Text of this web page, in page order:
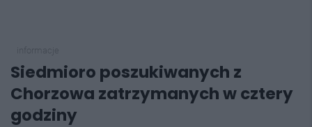
Siedmioro poszukiwanych z
Chorzowa zatrzymanych w cztery
godziny